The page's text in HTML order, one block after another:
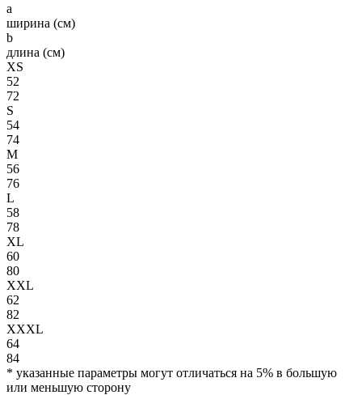
a
ширина (см)
b
длина (см)
XS
52
72
S
54
74
M
56
76
L
58
78
XL
60
80
XXL
62
82
XXXL
64
84
* указанные параметры могут отличаться на 5% в большую
или меньшую сторону